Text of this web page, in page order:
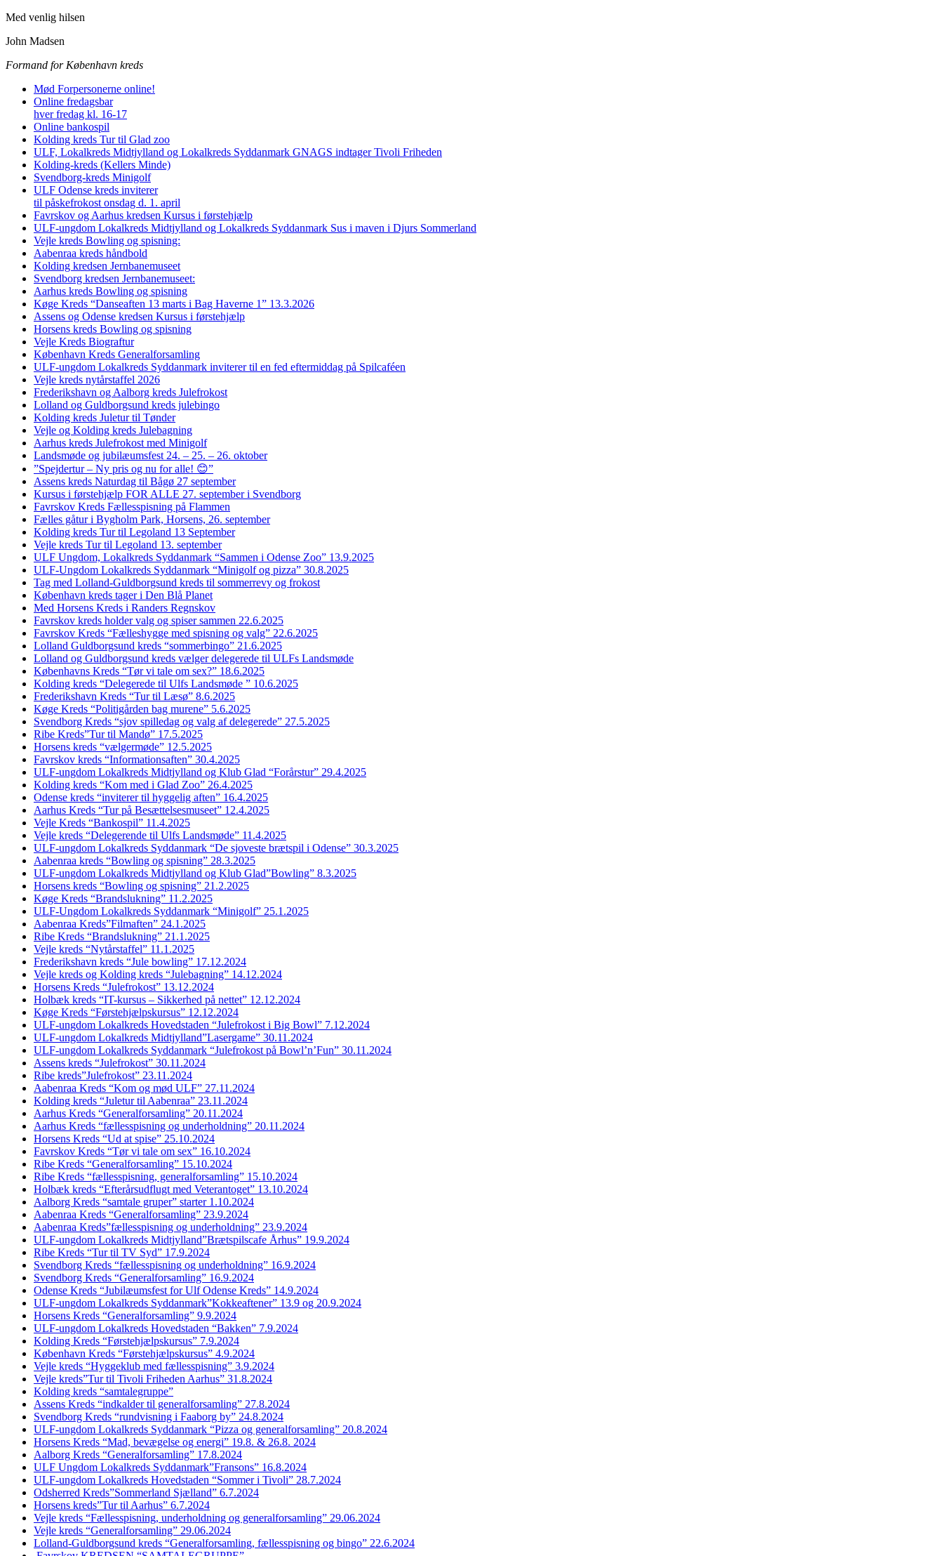
Med venlig hilsen
John Madsen
Formand for København kreds
Mød Forpersonerne online!
Online fredagsbar
hver fredag kl. 16-17
Online bankospil
Kolding kreds Tur til Glad zoo
ULF, Lokalkreds Midtjylland og Lokalkreds Syddanmark GNAGS indtager Tivoli Friheden
Kolding-kreds (Kellers Minde)
Svendborg-kreds Minigolf
ULF Odense kreds inviterer
til påskefrokost onsdag d. 1. april
Favrskov og Aarhus kredsen Kursus i førstehjælp
ULF-ungdom Lokalkreds Midtjylland og Lokalkreds Syddanmark Sus i maven i Djurs Sommerland
Vejle kreds Bowling og spisning:
Aabenraa kreds håndbold
Kolding kredsen Jernbanemuseet
Svendborg kredsen Jernbanemuseet:
Aarhus kreds Bowling og spisning
Køge Kreds “Danseaften 13 marts i Bag Haverne 1” 13.3.2026
Assens og Odense kredsen Kursus i førstehjælp
Horsens kreds Bowling og spisning
Vejle Kreds Biograftur
København Kreds Generalforsamling
ULF-ungdom Lokalkreds Syddanmark inviterer til en fed eftermiddag på Spilcaféen
Vejle kreds nytårstaffel 2026
Frederikshavn og Aalborg kreds Julefrokost
Lolland og Guldborgsund kreds julebingo
Kolding kreds Juletur til Tønder
Vejle og Kolding kreds Julebagning
Aarhus kreds Julefrokost med Minigolf
Landsmøde og jubilæumsfest 24. – 25. – 26. oktober
”Spejdertur – Ny pris og nu for alle! 😊”
Assens kreds Naturdag til Bågø 27 september
Kursus i førstehjælp FOR ALLE 27. september i Svendborg
Favrskov Kreds Fællesspisning på Flammen
Fælles gåtur i Bygholm Park, Horsens, 26. september
Kolding kreds Tur til Legoland 13 September
Vejle kreds Tur til Legoland 13. september
ULF Ungdom, Lokalkreds Syddanmark “Sammen i Odense Zoo” 13.9.2025
ULF-Ungdom Lokalkreds Syddanmark “Minigolf og pizza” 30.8.2025
Tag med Lolland-Guldborgsund kreds til sommerrevy og frokost
København kreds tager i Den Blå Planet
Med Horsens Kreds i Randers Regnskov
Favrskov kreds holder valg og spiser sammen 22.6.2025
Favrskov Kreds “Fælleshygge med spisning og valg” 22.6.2025
Lolland Guldborgsund kreds “sommerbingo” 21.6.2025
Lolland og Guldborgsund kreds vælger delegerede til ULFs Landsmøde
Københavns Kreds “Tør vi tale om sex?” 18.6.2025
Kolding kreds “Delegerede til Ulfs Landsmøde ” 10.6.2025
Frederikshavn Kreds “Tur til Læsø” 8.6.2025
Køge Kreds “Politigården bag murene” 5.6.2025
Svendborg Kreds “sjov spilledag og valg af delegerede” 27.5.2025
Ribe Kreds”Tur til Mandø” 17.5.2025
Horsens kreds “vælgermøde” 12.5.2025
Favrskov kreds “Informationsaften” 30.4.2025
ULF-ungdom Lokalkreds Midtjylland og Klub Glad “Forårstur” 29.4.2025
Kolding kreds “Kom med i Glad Zoo” 26.4.2025
Odense kreds “inviterer til hyggelig aften” 16.4.2025
Aarhus Kreds “Tur på Besættelsesmuseet” 12.4.2025
Vejle Kreds “Bankospil” 11.4.2025
Vejle kreds “Delegerende til Ulfs Landsmøde” 11.4.2025
ULF-ungdom Lokalkreds Syddanmark “De sjoveste brætspil i Odense” 30.3.2025
Aabenraa kreds “Bowling og spisning” 28.3.2025
ULF-ungdom Lokalkreds Midtjylland og Klub Glad”Bowling” 8.3.2025
Horsens kreds “Bowling og spisning” 21.2.2025
Køge Kreds “Brandslukning” 11.2.2025
ULF-Ungdom Lokalkreds Syddanmark “Minigolf” 25.1.2025
Aabenraa Kreds”Filmaften” 24.1.2025
Ribe Kreds “Brandslukning” 21.1.2025
Vejle kreds “Nytårstaffel” 11.1.2025
Frederikshavn kreds “Jule bowling” 17.12.2024
Vejle kreds og Kolding kreds “Julebagning” 14.12.2024
Horsens Kreds “Julefrokost” 13.12.2024
Holbæk kreds “IT-kursus – Sikkerhed på nettet” 12.12.2024
Køge Kreds “Førstehjælpskursus” 12.12.2024
ULF-ungdom Lokalkreds Hovedstaden “Julefrokost i Big Bowl” 7.12.2024
ULF-ungdom Lokalkreds Midtjylland”Lasergame” 30.11.2024
ULF-ungdom Lokalkreds Syddanmark “Julefrokost på Bowl’n’Fun” 30.11.2024
Assens kreds “Julefrokost” 30.11.2024
Ribe kreds”Julefrokost” 23.11.2024
Aabenraa Kreds “Kom og mød ULF” 27.11.2024
Kolding kreds “Juletur til Aabenraa” 23.11.2024
Aarhus Kreds “Generalforsamling” 20.11.2024
Aarhus Kreds “fællesspisning og underholdning” 20.11.2024
Horsens Kreds “Ud at spise” 25.10.2024
Favrskov Kreds “Tør vi tale om sex” 16.10.2024
Ribe Kreds “Generalforsamling” 15.10.2024
Ribe Kreds “fællesspisning, generalforsamling” 15.10.2024
Holbæk kreds “Efterårsudflugt med Veterantoget” 13.10.2024
Aalborg Kreds “samtale gruper” starter 1.10.2024
Aabenraa Kreds “Generalforsamling” 23.9.2024
Aabenraa Kreds”fællesspisning og underholdning” 23.9.2024
ULF-ungdom Lokalkreds Midtjylland”Brætspilscafe Århus” 19.9.2024
Ribe Kreds “Tur til TV Syd” 17.9.2024
Svendborg Kreds “fællesspisning og underholdning” 16.9.2024
Svendborg Kreds “Generalforsamling” 16.9.2024
Odense Kreds “Jubilæumsfest for Ulf Odense Kreds” 14.9.2024
ULF-ungdom Lokalkreds Syddanmark”Kokkeaftener” 13.9 og 20.9.2024
Horsens Kreds “Generalforsamling” 9.9.2024
ULF-ungdom Lokalkreds Hovedstaden “Bakken” 7.9.2024
Kolding Kreds “Førstehjælpskursus” 7.9.2024
København Kreds “Førstehjælpskursus” 4.9.2024
Vejle kreds “Hyggeklub med fællesspisning” 3.9.2024
Vejle kreds”Tur til Tivoli Friheden Aarhus” 31.8.2024
Kolding kreds “samtalegruppe”
Assens Kreds “indkalder til generalforsamling” 27.8.2024
Svendborg Kreds “rundvisning i Faaborg by” 24.8.2024
ULF-ungdom Lokalkreds Syddanmark “Pizza og generalforsamling” 20.8.2024
Horsens Kreds “Mad, bevægelse og energi” 19.8. & 26.8. 2024
Aalborg Kreds “Generalforsamling” 17.8.2024
ULF Ungdom Lokalkreds Syddanmark”Fransons” 16.8.2024
ULF-ungdom Lokalkreds Hovedstaden “Sommer i Tivoli” 28.7.2024
Odsherred Kreds”Sommerland Sjælland” 6.7.2024
Horsens kreds”Tur til Aarhus” 6.7.2024
Vejle kreds “Fællesspisning, underholdning og generalforsamling” 29.06.2024
Vejle kreds “Generalforsamling” 29.06.2024
Lolland-Guldborgsund kreds “Generalforsamling, fællesspisning og bingo” 22.6.2024